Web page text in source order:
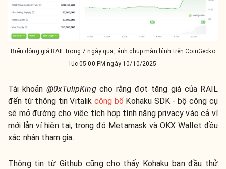
Biến động giá RAIL trong 7 ngày qua, ảnh chụp màn hình trên CoinGecko
lúc 05:00 PM ngày 10/10/2025
Tài khoản @0xTulipKingcho rằng đợt tăng giá của RAIL
đến từ thông tin Vitalik công bố Kohaku SDK - bộ công cụ
sẽ mở đường cho việc tích hợp tính năng privacy vào cả ví
mới lẫn ví hiện tại, trong đó Metamask và OKX Wallet đều
xác nhận tham gia.
Thông tin từ Github cũng cho thấy Kohaku ban đầu thử